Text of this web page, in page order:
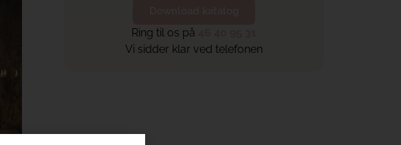
Ring til os på
Vi sidder klar ved telefonen